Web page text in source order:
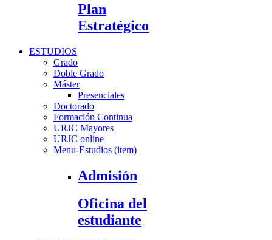
Plan
Estratégico
ESTUDIOS
Grado
Doble Grado
Máster
Presenciales
Doctorado
Formación Continua
URJC Mayores
URJC online
Menu-Estudios (item)
Admisión
Oficina del
estudiante